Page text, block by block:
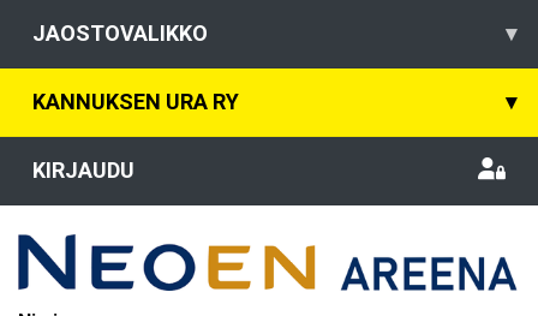
JAOSTOVALIKKO ▾
KANNUKSEN URA RY ▾
KIRJAUDU